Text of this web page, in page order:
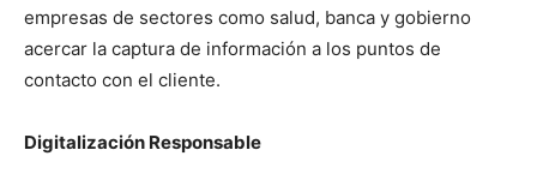
empresas de sectores como salud, banca y gobierno
acercar la captura de información a los puntos de
contacto con el cliente.
Digitalización Responsable